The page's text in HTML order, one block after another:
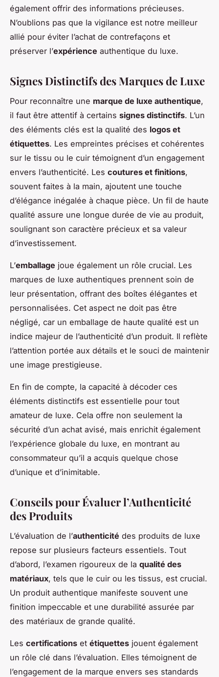
également offrir des informations précieuses.
N’oublions pas que la vigilance est notre meilleur
allié pour éviter l’achat de contrefaçons et
préserver l’expérience authentique du luxe.
Signes Distinctifs des Marques de Luxe
Pour reconnaître une marque de luxe authentique,
il faut être attentif à certains signes distinctifs. L’un
des éléments clés est la qualité des logos et
étiquettes. Les empreintes précises et cohérentes
sur le tissu ou le cuir témoignent d’un engagement
envers l’authenticité. Les coutures et finitions,
souvent faites à la main, ajoutent une touche
d’élégance inégalée à chaque pièce. Un fil de haute
qualité assure une longue durée de vie au produit,
soulignant son caractère précieux et sa valeur
d’investissement.
L’emballage joue également un rôle crucial. Les
marques de luxe authentiques prennent soin de
leur présentation, offrant des boîtes élégantes et
personnalisées. Cet aspect ne doit pas être
négligé, car un emballage de haute qualité est un
indice majeur de l’authenticité d’un produit. Il reflète
l’attention portée aux détails et le souci de maintenir
une image prestigieuse.
En fin de compte, la capacité à décoder ces
éléments distinctifs est essentielle pour tout
amateur de luxe. Cela offre non seulement la
sécurité d’un achat avisé, mais enrichit également
l’expérience globale du luxe, en montrant au
consommateur qu’il a acquis quelque chose
d’unique et d’inimitable.
Conseils pour Évaluer l’Authenticité
des Produits
L’évaluation de l’authenticité des produits de luxe
repose sur plusieurs facteurs essentiels. Tout
d’abord, l’examen rigoureux de la qualité des
matériaux, tels que le cuir ou les tissus, est crucial.
Un produit authentique manifeste souvent une
finition impeccable et une durabilité assurée par
des matériaux de grande qualité.
Les certifications et étiquettes jouent également
un rôle clé dans l’évaluation. Elles témoignent de
l’engagement de la marque envers ses standards